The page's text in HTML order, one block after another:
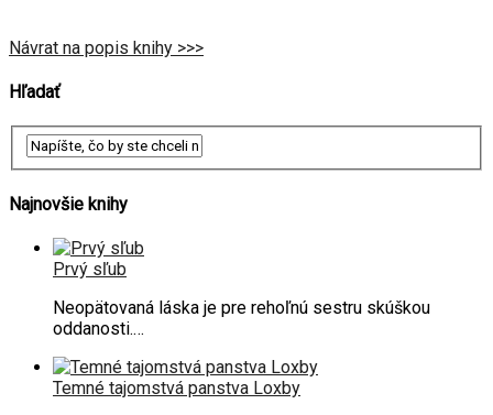
Návrat na popis knihy >>>
Hľadať
Najnovšie knihy
Prvý sľub
Neopätovaná láska je pre rehoľnú sestru skúškou
oddanosti.…
Temné tajomstvá panstva Loxby